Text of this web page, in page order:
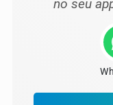
no seu